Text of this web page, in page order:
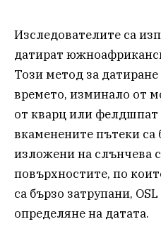
Изследователите са
датират
Този метод за
времето, изминало от
от кварц или фелдшпат
вкаменените пътеки са
изложени на слънчева
повърхностите, по
са бързо затрупани,
определяне на датата.